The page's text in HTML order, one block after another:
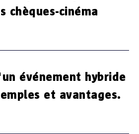
chèques-cinéma
événement hybride
et avantages.